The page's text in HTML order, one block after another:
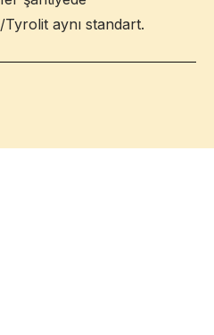
aynı standart.